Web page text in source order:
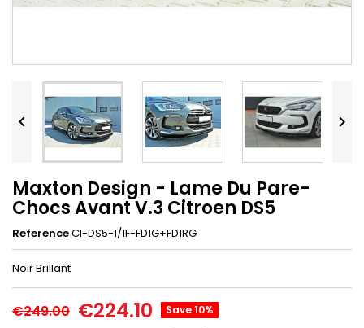
 
Maxton Design - Lame Du Pare-
Chocs Avant V.3 Citroen DS5
ReferenceCI-DS5-1/1F-FD1G+FD1RG
Noir Brillant
€249.00 €224.10 Save 10%